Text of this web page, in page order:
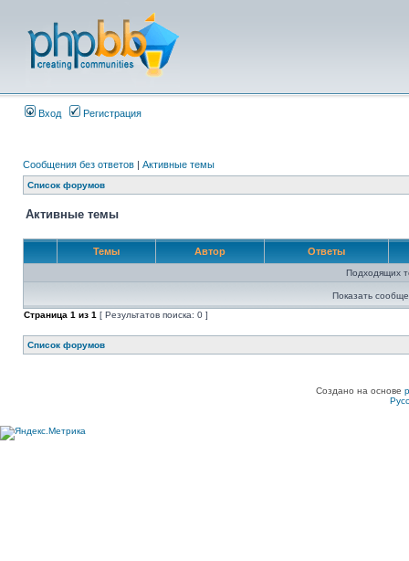
Вход Регистрация
Сообщения без ответов | Активные темы
Список форумов
Активные темы
Темы Автор Ответы
Подходящих
Показать
Страница 1 из 1 [ Результатов поиска: 0 ]
Список форумов
Создано на основе